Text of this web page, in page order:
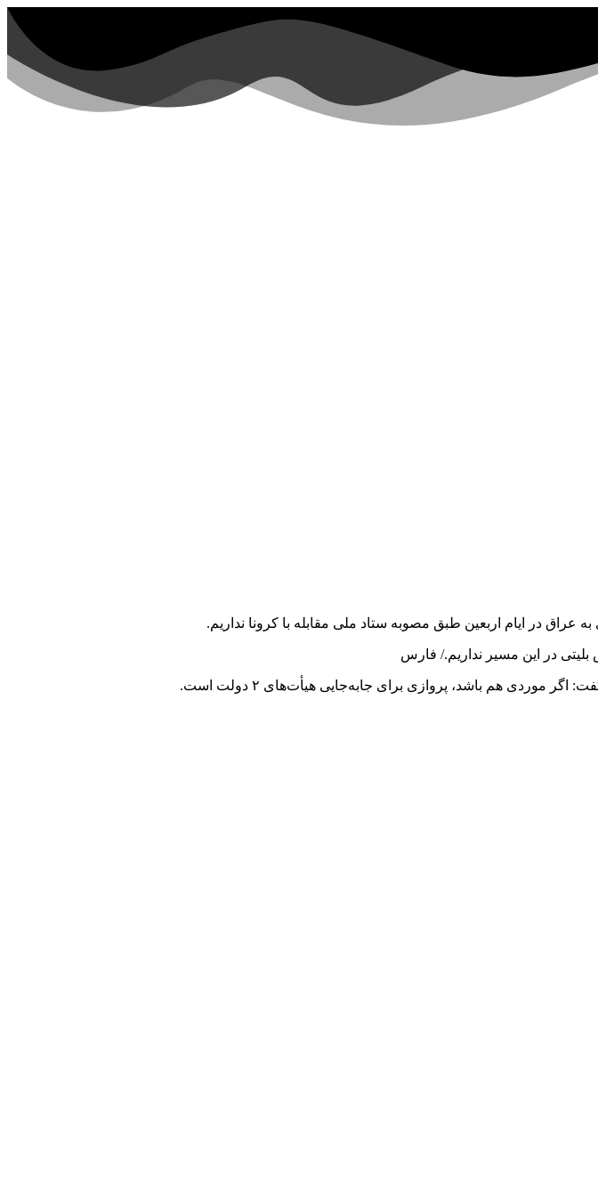
در ایام اربعین طبق مصوبه ستاد ملی مقابله با کرونا نداریم.
در این مسیر نداریم./ فارس
موردی هم باشد، پروازی برای جابه‌جایی هیأت‌های ۲ دولت است.